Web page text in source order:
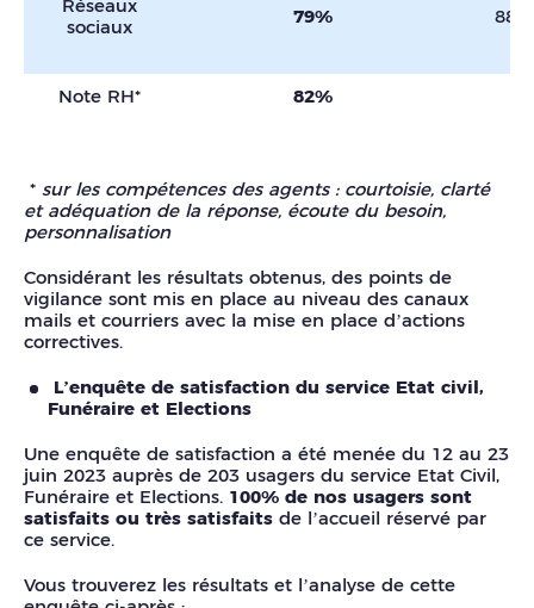
Réseaux
sociaux
79% 88%
Note RH* 82%
* sur les compétences des agents : courtoisie, clarté
et adéquation de la réponse, écoute du besoin,
personnalisation
Considérant les résultats obtenus, des points de
vigilance sont mis en place au niveau des canaux
mails et courriers avec la mise en place d’actions
correctives.
L’enquête de satisfaction du service Etat civil,
Funéraire et Elections
Une enquête de satisfaction a été menée du 12 au 23
juin 2023 auprès de 203 usagers du service Etat Civil,
Funéraire et Elections. 100% de nos usagers sont
satisfaits ou très satisfaits de l’accueil réservé par
ce service.
Vous trouverez les résultats et l’analyse de cette